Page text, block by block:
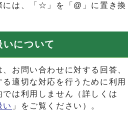
には、「☆」を「@」に置き換
について
お問い合わせに対する回答、
る適切な対応を行うために利用
では利用しません（詳しくは
い 」をご覧ください）。